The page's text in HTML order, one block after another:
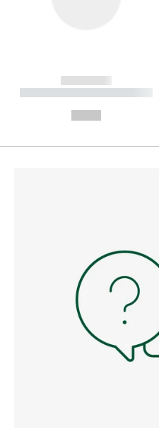
------------
----------- ----------- --------